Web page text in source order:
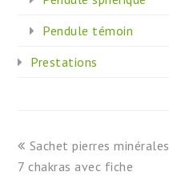
Pendule témoin
Prestations
previous
post:
Sachet pierres minérales
7 chakras avec fiche